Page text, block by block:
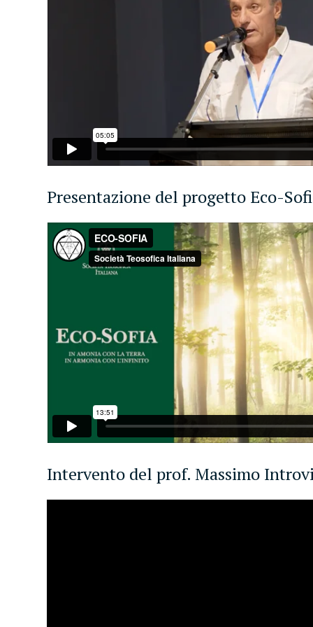
Presentazione del progetto Eco-
Intervento del prof. Massimo